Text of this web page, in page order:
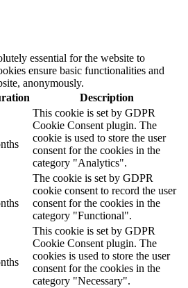
essential for the website to
ensure basic functionalities and
anonymously.
Description
This cookie is set by GDPR
Cookie Consent plugin. The
cookie is used to store the user
consent for the cookies in the
category "Analytics".
The cookie is set by GDPR
cookie consent to record the user
consent for the cookies in the
category "Functional".
This cookie is set by GDPR
Cookie Consent plugin. The
cookies is used to store the user
consent for the cookies in the
category "Necessary".